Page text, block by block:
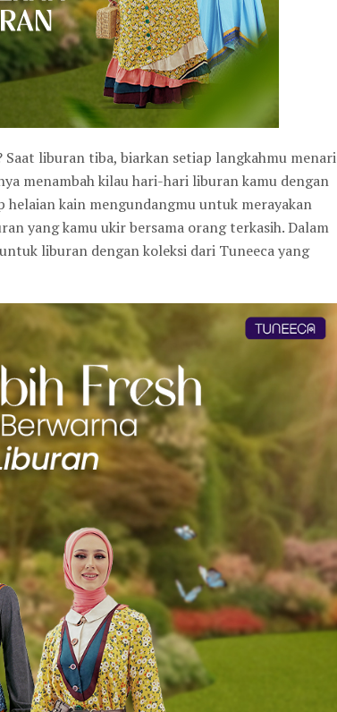
liburan tiba, biarkan setiap langkahmu menari
menambah kilau hari-hari liburan kamu dengan
helaian kain mengundangmu untuk merayakan
yang kamu ukir bersama orang terkasih. Dalam
liburan dengan koleksi dari Tuneeca yang